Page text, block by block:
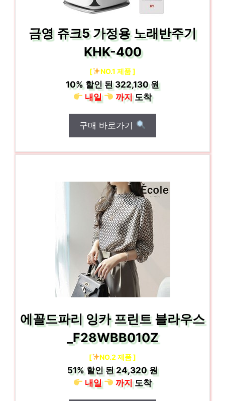
금영 쥬크5 가정용 노래반주기
KHK-400
[ NO.1 제품 ]
10% 할인 된322,130 원
내일
까지도착
구매 바로가기
에꼴드파리 잉카 프린트 블라우스
_F28WBB010Z
[ NO.2 제품 ]
51% 할인 된24,320 원
내일
까지도착